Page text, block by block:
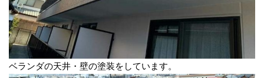
ベランダの天井・壁の塗装をしています。